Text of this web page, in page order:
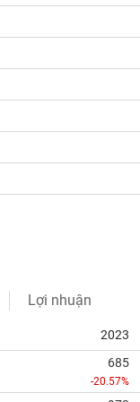
Lợi nhuận
2023
685
-20.57%